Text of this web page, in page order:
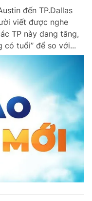
đến TP.Dallas
viết được nghe
TP này đang tăng,
có tuổi” để so với...